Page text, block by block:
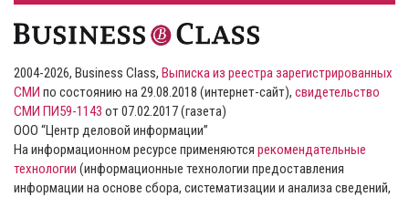
2004-2026, Business Class, Выписка из реестра зарегистрированных
СМИ по состоянию на 29.08.2018 (интернет-сайт), свидетельство
СМИ ПИ59-1143 от 07.02.2017 (газета)
ООО “Центр деловой информации”
На информационном ресурсе применяются рекомендательные
технологии (информационные технологии предоставления
информации на основе сбора, систематизации и анализа сведений,